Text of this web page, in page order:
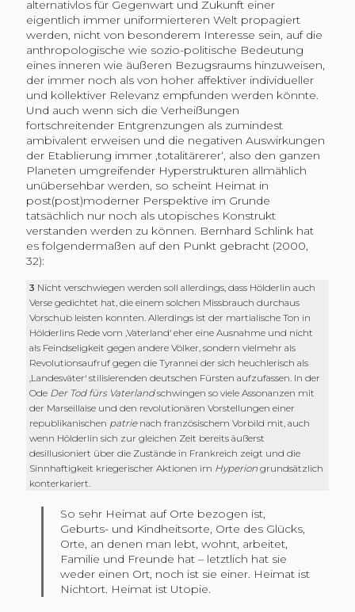
alternativlos für Gegenwart und Zukunft einer
eigentlich immer uniformierteren Welt propagiert
werden, nicht von besonderem Interesse sein, auf die
anthropologische wie sozio-politische Bedeutung
eines inneren wie äußeren Bezugsraums hinzuweisen,
der immer noch als von hoher affektiver individueller
und kollektiver Relevanz empfunden werden könnte.
Und auch wenn sich die Verheißungen
fortschreitender Entgrenzungen als zumindest
ambivalent erweisen und die negativen Auswirkungen
der Etablierung immer ‚totalitärerer‘, also den ganzen
Planeten umgreifender Hyperstrukturen allmählich
unübersehbar werden, so scheint Heimat in
post(post)moderner Perspektive im Grunde
tatsächlich nur noch als utopisches Konstrukt
verstanden werden zu können. Bernhard Schlink hat
es folgendermaßen auf den Punkt gebracht (2000,
32):
3 Nicht verschwiegen werden soll allerdings, dass Hölderlin auch
Verse gedichtet hat, die einem solchen Missbrauch durchaus
Vorschub leisten konnten. Allerdings ist der martialische Ton in
Hölderlins Rede vom ‚Vaterland‘ eher eine Ausnahme und nicht
als Feindseligkeit gegen andere Völker, sondern vielmehr als
Revolutionsaufruf gegen die Tyrannei der sich heuchlerisch als
‚Landesväter‘ stilisierenden deutschen Fürsten aufzufassen. In der
Ode Der Tod fürs Vaterlandschwingen so viele Assonanzen mit
der Marseillaise und den revolutionären Vorstellungen einer
republikanischen patrienach französischem Vorbild mit, auch
wenn Hölderlin sich zur gleichen Zeit bereits äußerst
desillusioniert über die Zustände in Frankreich zeigt und die
Sinnhaftigkeit kriegerischer Aktionen im Hyperion grundsätzlich
konterkariert.
So sehr Heimat auf Orte bezogen ist,
Geburts- und Kindheits­orte, Orte des Glücks,
Orte, an denen man lebt, wohnt, arbeitet,
Familie und Freunde hat – letztlich hat sie
weder einen Ort, noch ist sie einer. Heimat ist
Nichtort. Heimat ist Utopie.